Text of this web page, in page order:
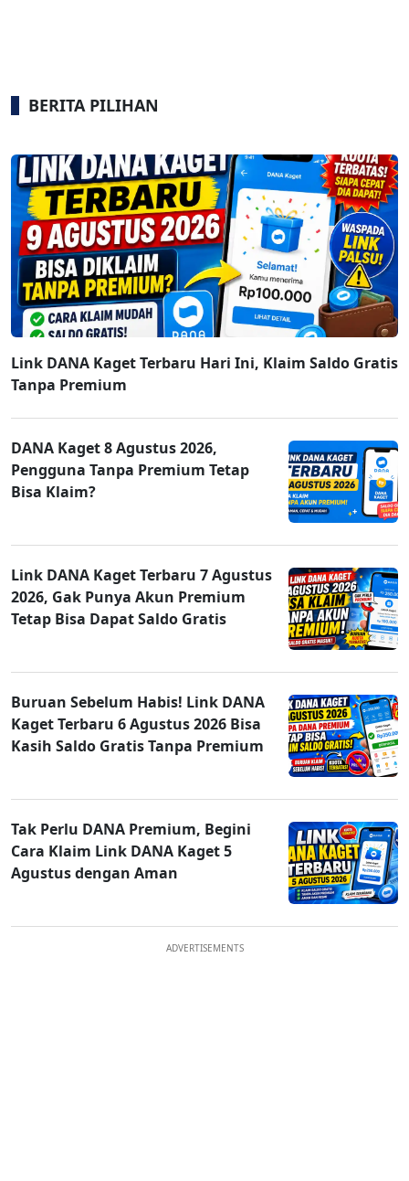
BERITA PILIHAN
Link DANA Kaget Terbaru Hari Ini, Klaim Saldo Gratis
Tanpa Premium
DANA Kaget 8 Agustus 2026,
Pengguna Tanpa Premium Tetap
Bisa Klaim?
Link DANA Kaget Terbaru 7 Agustus
2026, Gak Punya Akun Premium
Tetap Bisa Dapat Saldo Gratis
Buruan Sebelum Habis! Link DANA
Kaget Terbaru 6 Agustus 2026 Bisa
Kasih Saldo Gratis Tanpa Premium
Tak Perlu DANA Premium, Begini
Cara Klaim Link DANA Kaget 5
Agustus dengan Aman
ADVERTISEMENTS